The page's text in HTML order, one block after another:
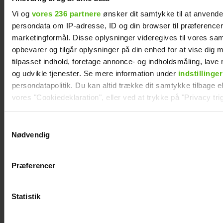
Vi og vores 236 partnere ønsker dit samtykke til at
persondata om IP-adresse, ID og din browser til
marketingformål. Disse oplysninger videregives til vores
opbevarer og tilgår oplysninger på din enhed for at vise dig
tilpasset indhold, foretage annonce- og indholdsmåling, lave
og udvikle tjenester. Se mere information under indstillinger
persondatapolitik. Du kan altid trække dit samtykke tilbage
vores "Cookiedeklaration", eller ved at trykke på "Privacy
Vi anvender egne cookies og cookies fra tredjeparter til at
generere statistik og huske dine præferencer samt til brug
Nødvendig
Præferencer
Statistik
Maria Montell
detaljer: Jagtet af